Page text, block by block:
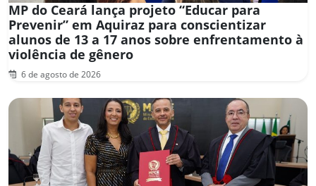
MP do Ceará lança projeto “Educar para
Prevenir” em Aquiraz para conscientizar
alunos de 13 a 17 anos sobre enfrentamento à
violência de gênero
6 de agosto de 2026